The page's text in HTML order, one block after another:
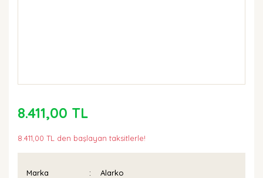
8.411,00 TL
8.411,00 TL den başlayan taksitlerle!
Marka Alarko